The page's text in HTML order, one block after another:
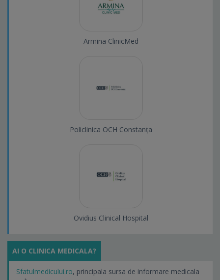
Armina ClinicMed
Policlinica OCH Constanța
Ovidius Clinical Hospital
AI O CLINICA MEDICALA?
Sfatulmedicului.ro, principala sursa de informare medicala